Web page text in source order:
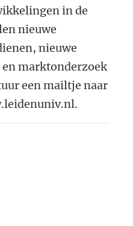
in de
nieuwe
nieuwe
marktonderzoek
een mailtje naar
Mastodon